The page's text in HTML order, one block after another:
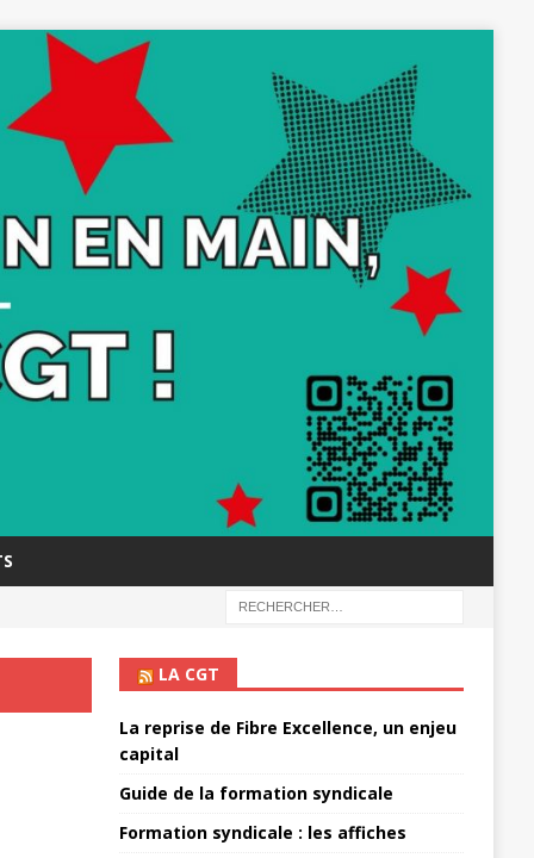
LA CGT
La reprise de Fibre Excellence, un enjeu
capital
Guide de la formation syndicale
Formation syndicale : les affiches